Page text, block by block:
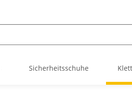
Sicherheitsschuhe